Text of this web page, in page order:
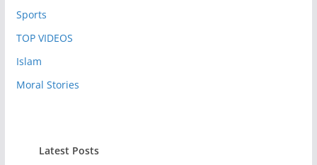
Sports
TOP VIDEOS
Islam
Moral Stories
Latest Posts